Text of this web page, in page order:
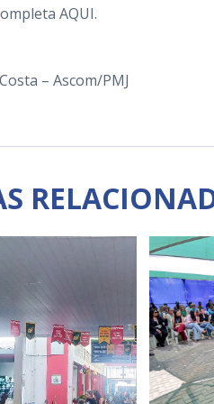
AQUI.
– Ascom/PMJ